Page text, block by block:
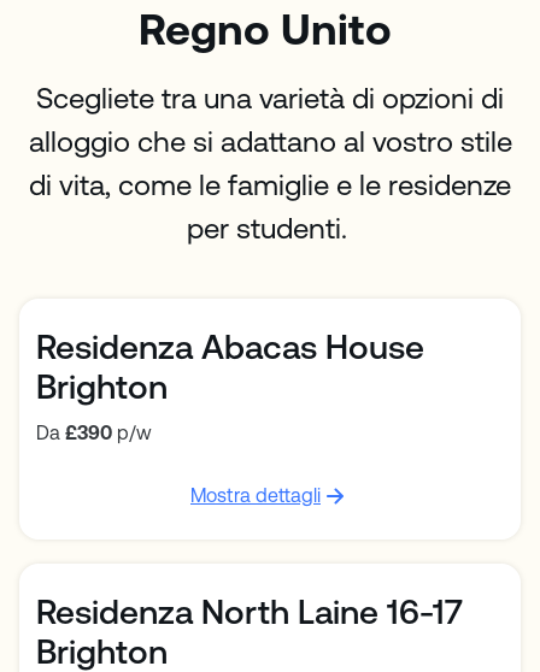
Regno Unito
Scegliete tra una varietà di opzioni di
alloggio che si adattano al vostro stile
di vita, come le famiglie e le residenze
per studenti.
Residenza Abacas House
Brighton
Da £390 p/w
Mostra dettagli
Residenza North Laine 16-17
Brighton